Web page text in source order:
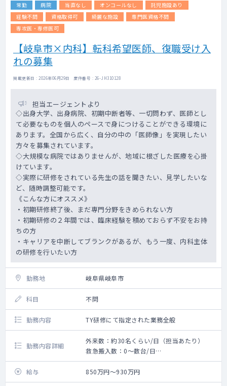
常勤 病院 当直なし オンコールなし
託児施設あり
経験不問
資格取得可 綺麗な施設
専門医資格不問
専攻医・専修医可
【岐阜市×内科】転科希望医師、復職受け入
れの募集
掲載更新日 : 2026年06月29日 案件番号 : 26-JH310128
担当エージェントより
◇出身大学、出身病院、初期中断者等、一切問わず、医師とし
て必要なものを個人のペースで身につけることができる環境に
あります。全国から広く、自分の中の「医師像」を実現したい
方々を募集されています。
◇大規模な病院ではありませんが、地域に根ざした医療を心掛
けています。
◇実際に研修をされている先生の話を聞きたい、見学したいな
ど、随時調整可能です。
《こんな方にオススメ》
・初期研修終了後、まだ専門分野をきめられない方
・初期研修の２年間では、臨床経験を積めておらず不安をお持
ちの方
・キャリアを中断してブランクがあるが、もう一度、内科主体
の研修を行いたい方
勤務地 岐阜県岐阜市
科目 不問
勤務内容 TY研修にて指定された業務全般
勤務内容詳細
外来数：約30名くらい/日（担当あたり）
救急搬入数：0～数台/日
初期研修修了後、専門研修に進む前に内科を
中心に希望の研修を行い（原則1年間）、自分
の適性に合っている分野や、深めていきたい
給与 850万円～930万円